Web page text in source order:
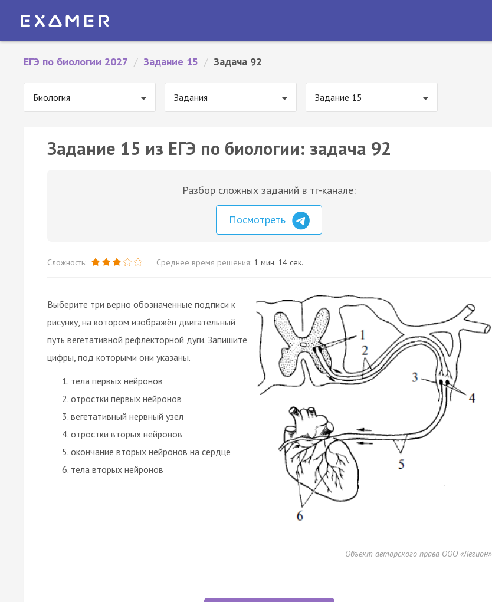
ЕГЭ по биологии 2027 / Задание 15 / Задача 92
Биология Задания Задание 15
Задание 15 из ЕГЭ по биологии: задача 92
Разбор сложных заданий в тг-канале:
Посмотреть
Сложность: Среднее время решения: 1 мин. 14 сек.
Выберите три верно обозначенные подписи к
рисунку, на котором изображён двигательный
путь вегетативной рефлекторной дуги. Запишите
цифры, под которыми они указаны.
тела первых нейронов
отростки первых нейронов
вегетативный нервный узел
отростки вторых нейронов
окончание вторых нейронов на сердце
тела вторых нейронов
Объект авторского права ООО «Легион»